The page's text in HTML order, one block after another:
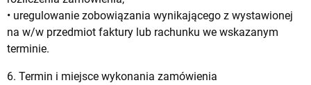
• uregulowanie zobowiązania wynikającego z wystawionej
na w/w przedmiot faktury lub rachunku we wskazanym
terminie.
6. Termin i miejsce wykonania zamówienia